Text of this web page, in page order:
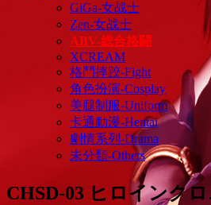
GiGa-女战士
Zen-女战士
ABV-総合格闘
XCREAM
格鬥摔跤-Fight
角色扮演-Cosplay
美腿制服-Uniform
卡通動漫-Hentai
劇情系列-Drama
未分類-Others
CHSD-03 ヒロインク